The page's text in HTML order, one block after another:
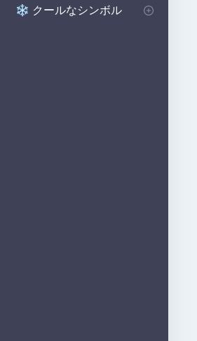
の 国のシンボル
🇺🇸🇬🇧🇨🇳国旗シンボル
❄️ クールなシンボル